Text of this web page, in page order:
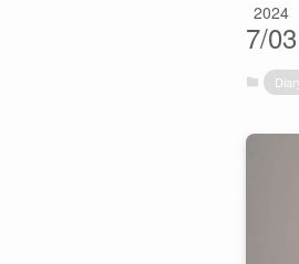
2024
7/03